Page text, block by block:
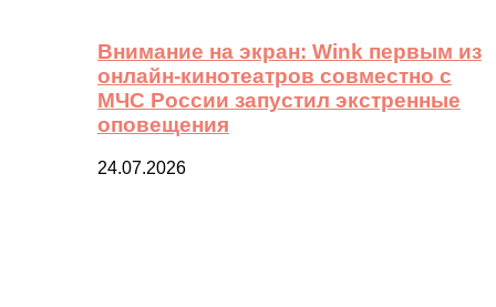
Внимание на экран: Wink первым из
онлайн-кинотеатров совместно с
МЧС России запустил экстренные
оповещения
24.07.2026